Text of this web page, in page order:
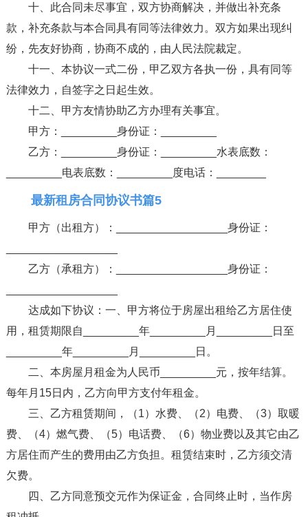
十、此合同未尽事宜，双方协商解决，并做出补充条
款，补充条款与本合同具有同等法律效力。双方如果出现纠
纷，先友好协商，协商不成的，由人民法院裁定。
十一、本协议一式二份，甲乙双方各执一份，具有同等
法律效力，自签字之日起生效。
十二、甲方友情协助乙方办理有关事宜。
甲方：_________身份证：_________
乙方：_________身份证：_________水表底数：
_________电表底数：_________度电话：________
最新租房合同协议书篇5
甲方（出租方）：__________________身份证：
乙方（承租方）：__________________身份证：
达成如下协议：一、甲方将位于房屋出租给乙方居住使
用，租赁期限自_________年_________月_________日至
_________年_________月_________日。
二、本房屋月租金为人民币_________元，按年结算。
每年月15日内，乙方向甲方支付年租金。
三、乙方租赁期间，（1）水费、（2）电费、（3）取暖
费、（4）燃气费、（5）电话费、（6）物业费以及其它由乙
方居住而产生的费用由乙方负担。租赁结束时，乙方须交清
欠费。
四、乙方同意预交元作为保证金，合同终止时，当作房